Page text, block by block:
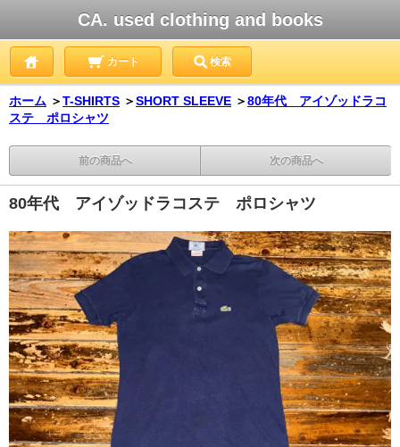
CA. used clothing and books
カート 検索
ホーム ＞T-SHIRTS ＞SHORT SLEEVE ＞80年代 アイゾッドラコ
ステ ポロシャツ
前の商品へ 次の商品へ
80年代 アイゾッドラコステ ポロシャツ